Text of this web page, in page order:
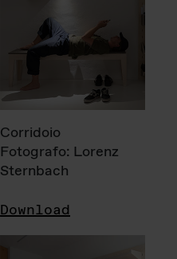
Corridoio
Fotografo: Lorenz
Sternbach
Download